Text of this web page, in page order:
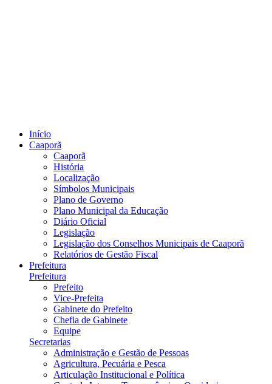
Início
Caaporã
Caaporã
História
Localização
Símbolos Municipais
Plano de Governo
Plano Municipal da Educação
Diário Oficial
Legislação
Legislação dos Conselhos Municipais de Caaporã
Relatórios de Gestão Fiscal
Prefeitura
Prefeitura
Prefeito
Vice-Prefeita
Gabinete do Prefeito
Chefia de Gabinete
Equipe
Secretarias
Administração e Gestão de Pessoas
Agricultura, Pecuária e Pesca
Articulação Institucional e Política